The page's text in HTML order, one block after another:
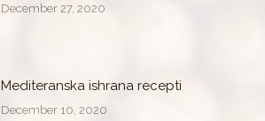
December 27, 2020
Mediteranska ishrana recepti
December 10, 2020